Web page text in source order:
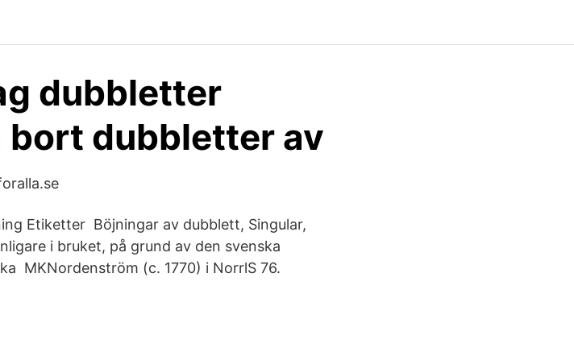
dubbletter
bort dubbletter av
Etiketter Böjningar av dubblett, Singular,
i bruket, på grund av den svenska
MKNordenström (c. 1770) i NorrlS 76.